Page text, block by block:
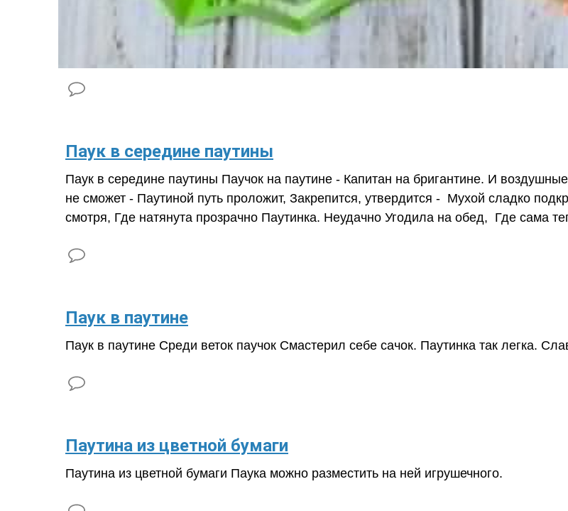
Паук в середине паутины
Паук в середине паутины Паучок на паутине - Капитан на бригантине. И
не сможет - Паутиной путь проложит, Закрепится, утвердится - Мухой сладко
смотря, Где натянута прозрачно Паутинка. Неудачно Угодила на обед, Где сама
​Паук в паутине
Паук в паутине Среди веток паучок Смастерил себе сачок. Паутинка так легка.
​Паутина из цветной бумаги
Паутина из цветной бумаги Паука можно разместить на ней игрушечного.